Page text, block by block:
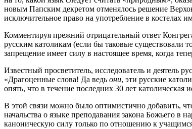
новым Папским декретом отменялось решение
исключительное право на употребление в костелах
Комментируя прежний отрицательный ответ
русским католикам (если бы таковые существовали
запрещение имеет силу в настоящее время, когда
Известный просветитель, исследователь и деятель
«Драгоценные слова! Да ведь они, эти русские
опять, что в течение последних 30 лет
В этой связи можно было оптимистично добавить,
начальства о языке преподавания закона Божьего в
каноническую силу только по отношению к